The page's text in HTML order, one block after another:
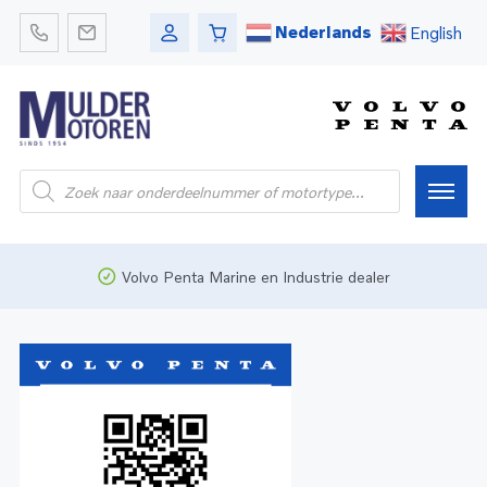
Nederlands English
Onderdelen
Bedrijfsvaart
Volvo Penta Marine en Industrie dealer